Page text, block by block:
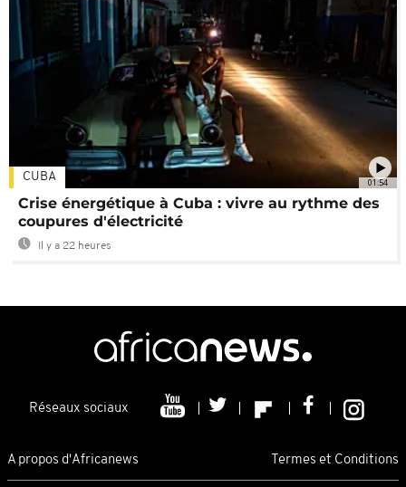
01:54
CUBA
Crise énergétique à Cuba : vivre au rythme des
coupures d'électricité
Il y a 22 heures
Réseaux sociaux
A propos d'Africanews Termes et Conditions